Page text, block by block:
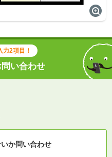
2項目！
い合わせ
か問い合わせ